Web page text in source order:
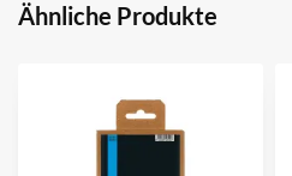
Ähnliche Produkte